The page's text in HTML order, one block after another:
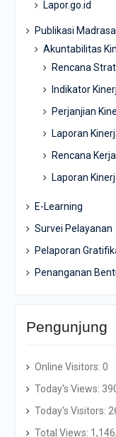
Lapor.go.id
Publikasi
Akuntabilitas
Rencana
Indikator
Perjanjian
Laporan
Rencana Kerja
Laporan
E-Learning
Survei Pelayanan
Pelaporan
Penanganan
Pengunjung
Online Visitors: 0
Today's Views:
Today's Visitors:
Total Views: